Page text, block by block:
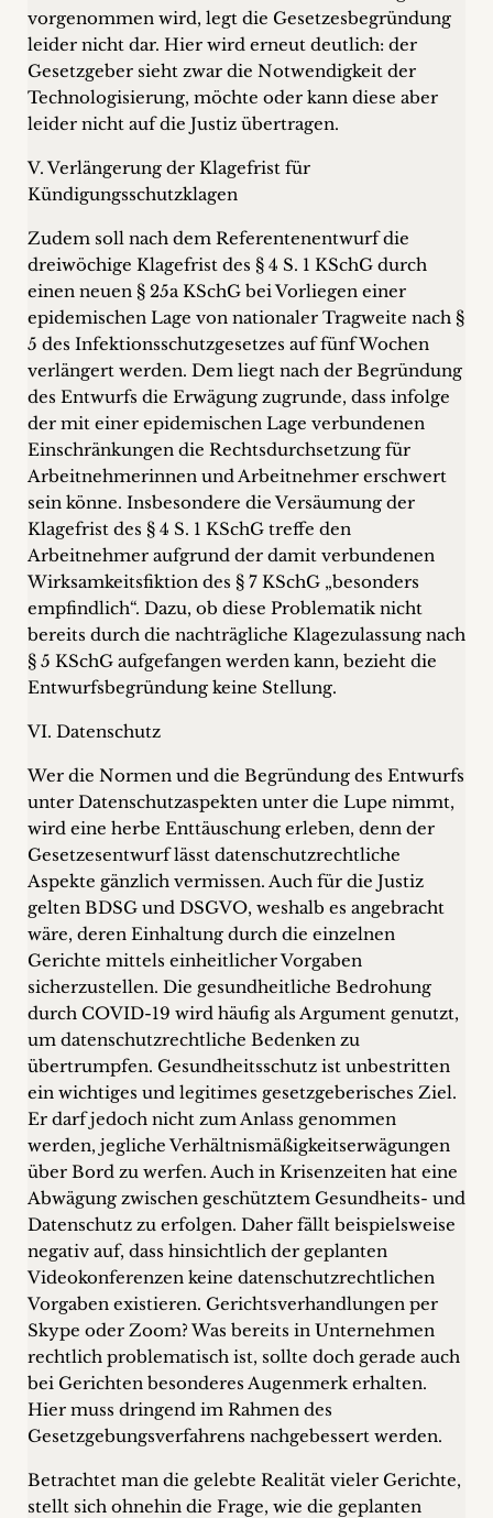
vorgenommen wird, legt die Gesetzesbegründung
leider nicht dar. Hier wird erneut deutlich: der
Gesetzgeber sieht zwar die Notwendigkeit der
Technologisierung, möchte oder kann diese aber
leider nicht auf die Justiz übertragen.
V. Verlängerung der Klagefrist für
Kündigungsschutzklagen
Zudem soll nach dem Referentenentwurf die
dreiwöchige Klagefrist des § 4 S. 1 KSchG durch
einen neuen § 25a KSchG bei Vorliegen einer
epidemischen Lage von nationaler Tragweite nach §
5 des Infektionsschutzgesetzes auf fünf Wochen
verlängert werden. Dem liegt nach der Begründung
des Entwurfs die Erwägung zugrunde, dass infolge
der mit einer epidemischen Lage verbundenen
Einschränkungen die Rechtsdurchsetzung für
Arbeitnehmerinnen und Arbeitnehmer erschwert
sein könne. Insbesondere die Versäumung der
Klagefrist des § 4 S. 1 KSchG treffe den
Arbeitnehmer aufgrund der damit verbundenen
Wirksamkeitsfiktion des § 7 KSchG „besonders
empfindlich“. Dazu, ob diese Problematik nicht
bereits durch die nachträgliche Klagezulassung nach
§ 5 KSchG aufgefangen werden kann, bezieht die
Entwurfsbegründung keine Stellung.
VI. Datenschutz
Wer die Normen und die Begründung des Entwurfs
unter Datenschutzaspekten unter die Lupe nimmt,
wird eine herbe Enttäuschung erleben, denn der
Gesetzesentwurf lässt datenschutzrechtliche
Aspekte gänzlich vermissen. Auch für die Justiz
gelten BDSG und DSGVO, weshalb es angebracht
wäre, deren Einhaltung durch die einzelnen
Gerichte mittels einheitlicher Vorgaben
sicherzustellen. Die gesundheitliche Bedrohung
durch COVID-19 wird häufig als Argument genutzt,
um datenschutzrechtliche Bedenken zu
übertrumpfen. Gesundheitsschutz ist unbestritten
ein wichtiges und legitimes gesetzgeberisches Ziel.
Er darf jedoch nicht zum Anlass genommen
werden, jegliche Verhältnismäßigkeitserwägungen
über Bord zu werfen. Auch in Krisenzeiten hat eine
Abwägung zwischen geschütztem Gesundheits- und
Datenschutz zu erfolgen. Daher fällt beispielsweise
negativ auf, dass hinsichtlich der geplanten
Videokonferenzen keine datenschutzrechtlichen
Vorgaben existieren. Gerichtsverhandlungen per
Skype oder Zoom? Was bereits in Unternehmen
rechtlich problematisch ist, sollte doch gerade auch
bei Gerichten besonderes Augenmerk erhalten.
Hier muss dringend im Rahmen des
Gesetzgebungsverfahrens nachgebessert werden.
Betrachtet man die gelebte Realität vieler Gerichte,
stellt sich ohnehin die Frage, wie die geplanten